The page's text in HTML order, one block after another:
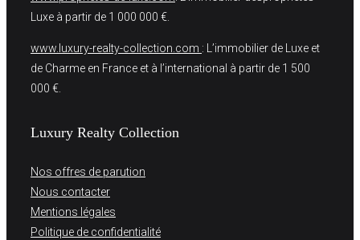
Luxe à partir de 1 000 000 €.
www.luxury-realty-collection.com : L’immobilier de Luxe et
de Charme en France et à l’international à partir de 1 500
000 €.
Luxury Realty Collection
Nos offres de parution
Nous contacter
Mentions légales
Politique de confidentialité